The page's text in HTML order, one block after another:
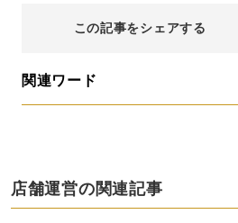
この記事をシェアする
関連ワード
店舗運営の関連記事